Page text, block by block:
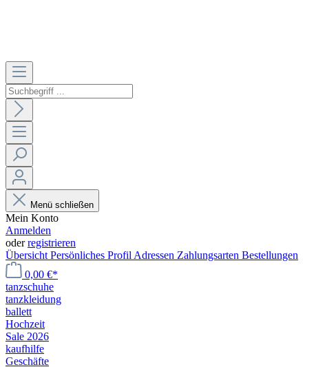
Menü schließen
Mein Konto
Anmelden
oderregistrieren
Übersicht Persönliches Profil Adressen Zahlungsarten Bestellungen
0,00 €*
tanzschuhe
tanzkleidung
ballett
Hochzeit
Sale 2026
kaufhilfe
Geschäfte